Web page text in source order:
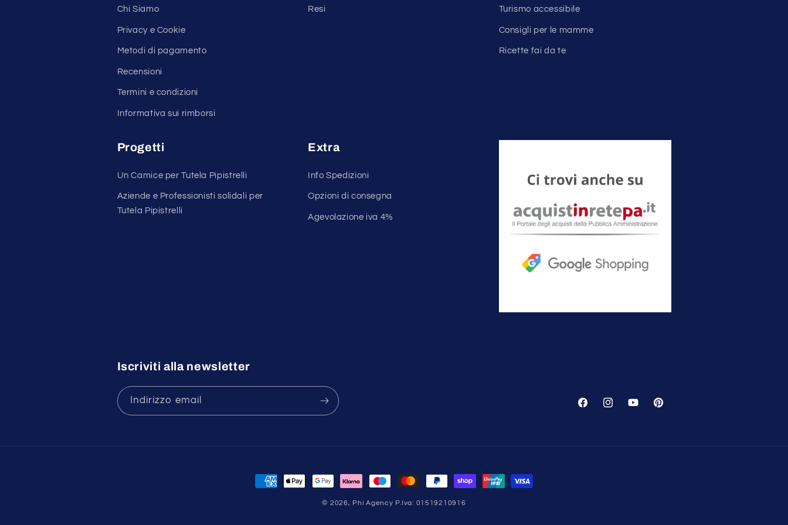
Chi Siamo
Privacy e Cookie
Metodi di pagamento
Recensioni
Termini e condizioni
Informativa sui rimborsi
Resi Turismo accessibile
Consigli per le mamme
Ricette fai da te
Progetti
Un Camice per Tutela Pipistrelli
Aziende e Professionisti solidali per
Tutela Pipistrelli
Extra
Info Spedizioni
Opzioni di consegna
Agevolazione iva 4%
Iscriviti alla newsletter
Indirizzo email
FacebookInstagramYouTubePinterest
Metodi
© 2026, Phi Agency P.Iva: 01519210916